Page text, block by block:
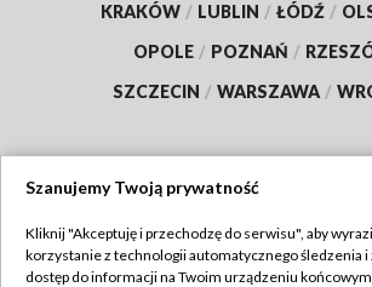
KRAKÓW / LUBLIN / ŁÓDŹ /
OPOLE / POZNAŃ /
SZCZECIN / WARSZAWA /
TVP
Szanujemy Twoją prywatność
Kliknij "Akceptuję i przechodzę do serwisu", aby
korzystanie z technologii automatycznego śledzenia i
dostęp do informacji na Twoim urządzeniu